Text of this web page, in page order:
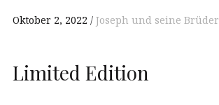
Oktober 2, 2022 Joseph und seine Brüder
Limited Edition